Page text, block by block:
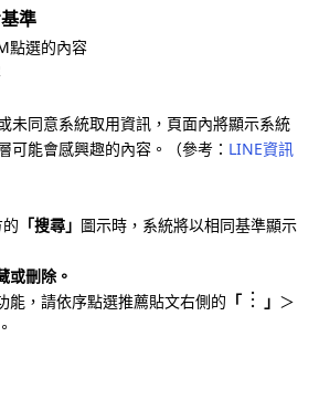
準
點選的內容
未同意系統取用資訊，頁面內將顯示系統
可能會感興趣的內容。（參考： LINE資訊
「搜尋」 圖示時，系統將以相同基準顯示
或刪除。
，請依序點選推薦貼文右側的 「 」 ＞
。